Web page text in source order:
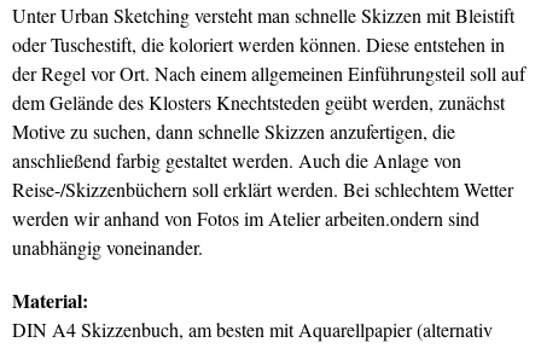
Unter Urban Sketching versteht man schnelle Skizzen mit Bleistift
oder Tuschestift, die koloriert werden können. Diese entstehen in
der Regel vor Ort. Nach einem allgemeinen Einführungsteil soll auf
dem Gelände des Klosters Knechtsteden geübt werden, zunächst
Motive zu suchen, dann schnelle Skizzen anzufertigen, die
anschließend farbig gestaltet werden. Auch die Anlage von
Reise-/Skizzenbüchern soll erklärt werden. Bei schlechtem Wetter
werden wir anhand von Fotos im Atelier arbeiten.ondern sind
unabhängig voneinander.
Material:
DIN A4 Skizzenbuch, am besten mit Aquarellpapier (alternativ